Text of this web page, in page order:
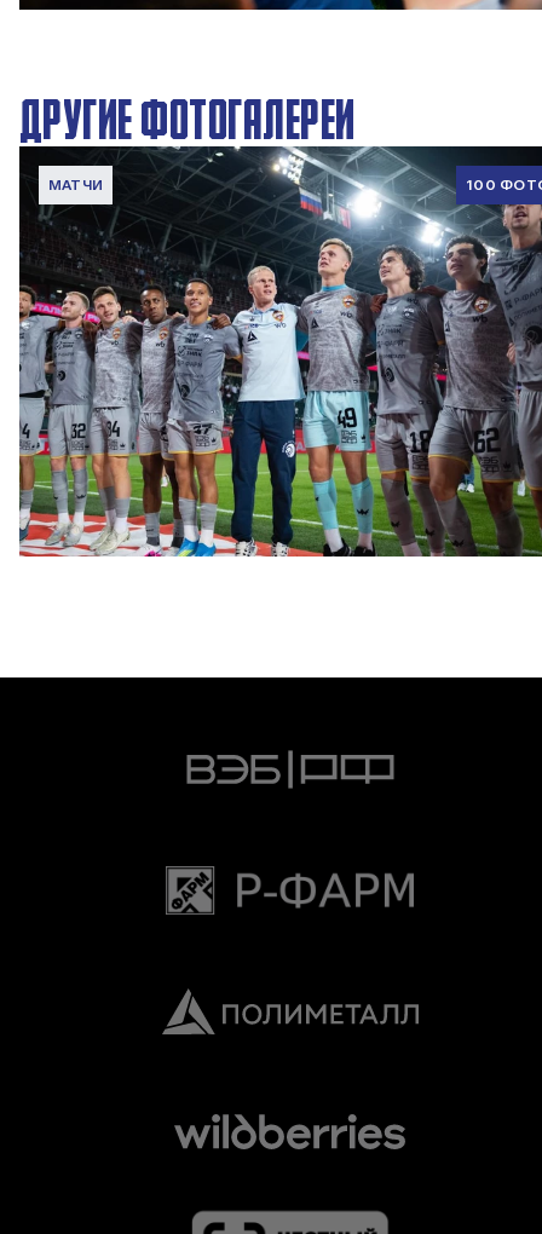
ДРУГИЕ ФОТОГАЛЕРЕИ
МАТЧИ 100
ФОТО: Победа над «Локомотивом»
4 АВГУСТА 2026 20:00